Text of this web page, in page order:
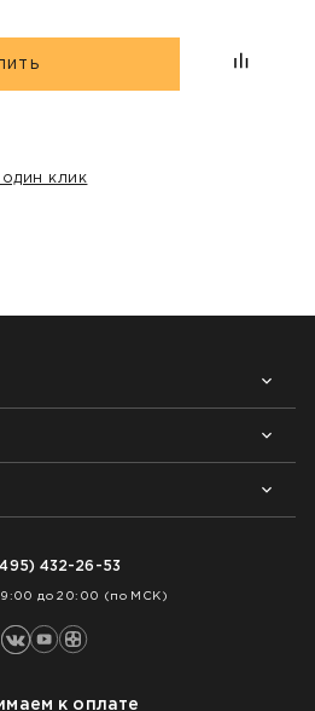
один клик
432-26-53
9:00 до 20:00 (по МСК)
к оплате